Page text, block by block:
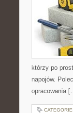
którzy po
napojów.
opracowania